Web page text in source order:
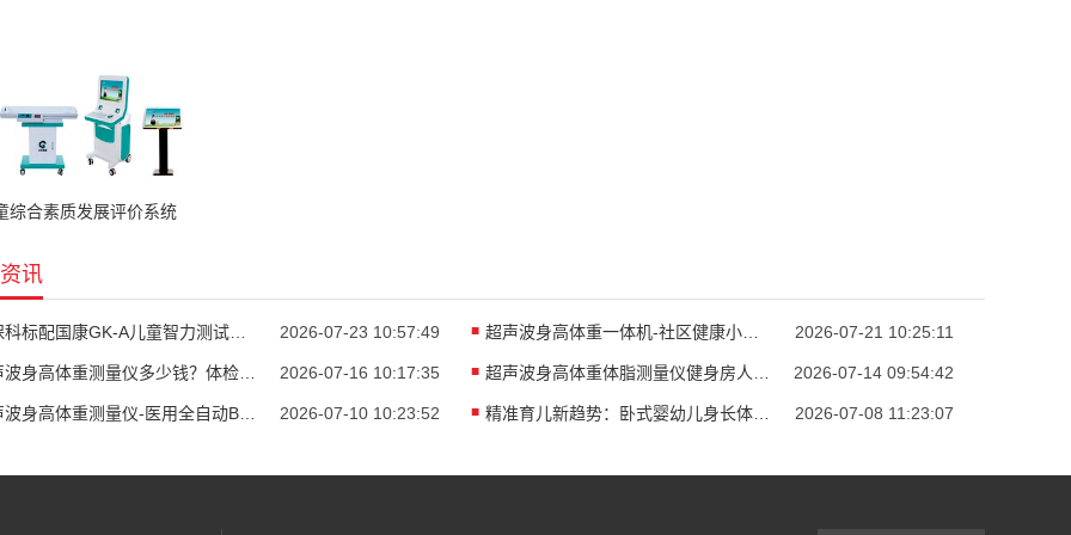
综合素质发展评价系统
讯
2026-07-23 10:57:49 超声波身高体重一体机-社区健康小屋公卫身高体重测试设备 2026-07-21 10:25:11
2026-07-16 10:17:35 2026-07-14 09:54:42
2026-07-10 10:23:52 精准育儿新趋势：卧式婴幼儿身长体重测量仪科学追踪宝宝生长 2026-07-08 11:23:07